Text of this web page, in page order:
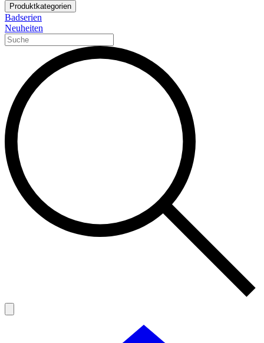
Produktkategorien
Badserien
Neuheiten